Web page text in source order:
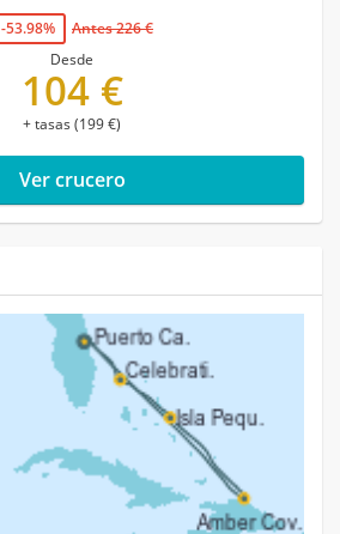
-53.98%
Antes 226 €
Desde
104 €
+ tasas (199 €)
Ver crucero